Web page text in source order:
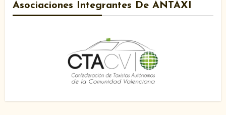
Asociaciones Integrantes De ANTAXI